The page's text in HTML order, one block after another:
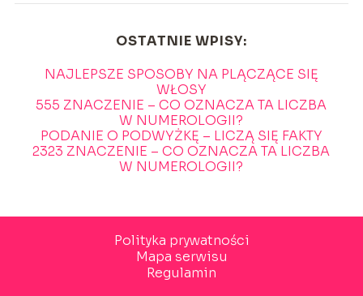
OSTATNIE WPISY:
NAJLEPSZE SPOSOBY NA PLĄCZĄCE SIĘ
WŁOSY
555 ZNACZENIE – CO OZNACZA TA LICZBA
W NUMEROLOGII?
PODANIE O PODWYŻKĘ – LICZĄ SIĘ FAKTY
2323 ZNACZENIE – CO OZNACZA TA LICZBA
W NUMEROLOGII?
Polityka prywatności
Mapa serwisu
Regulamin